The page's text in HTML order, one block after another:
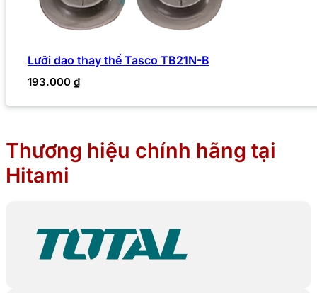
Lưỡi dao thay thế Tasco TB21N-B
193.000 ₫
Thương hiệu chính hãng tại
Hitami